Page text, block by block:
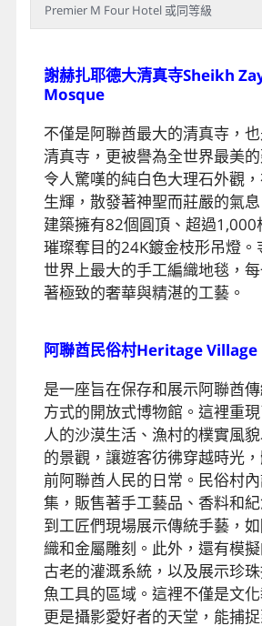
Premier M Four Hotel 或同等級
謝赫扎耶德大清真寺Sheikh
Mosque
不僅是阿聯酋最大的清真寺，
清真寺，更被譽為全世界最美
令人驚嘆的純白色大理石外觀
生輝，散發著神聖而莊嚴的氣
建築擁有82個圓頂、超過1,000
璀璨奪目的24K鍍金枝形吊燈。
世界上最大的手工編織地毯，
著極致的奢華與精湛的工藝。
阿聯酋民俗村Heritage Village
是一座旨在保存和展示阿聯酋
方式的開放式博物館。這裡重
人的沙漠生活、漁村的樸實風
的景觀，讓遊客彷彿穿越時光
前阿聯酋人民的日常。民俗村
集，販售著手工藝品、香料和
到工匠們現場展示傳統手藝，
織和金屬雕刻。此外，還有模擬
古老的灌溉系統，以及展示珍
魚工具的區域。這裡不僅是文化
更是攝影愛好者的天堂，能捕